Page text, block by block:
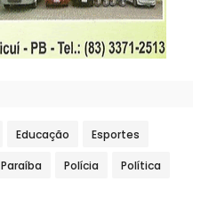
Educação Esportes
Paraíba Polícia Política